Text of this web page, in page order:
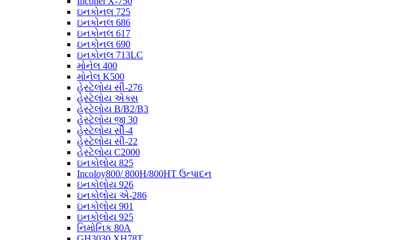
ઇનકોનલ 725
ઇનકોનલ 686
ઇનકોનલ 617
ઇનકોનલ 690
ઇનકોનલ 713LC
મોનેલ 400
મોનેલ K500
હેસ્ટેલોય સી-276
હેસ્ટેલોય એક્સ
હેસ્ટેલોય B/B2/B3
હેસ્ટેલોય જી 30
હેસ્ટેલોય સી-4
હેસ્ટેલોય સી-22
હેસ્ટેલોય C2000
ઇનકોલોય 825
Incoloy800/ 800H/800HT ઉત્પાદન
ઇનકોલોય 926
ઇનકોલોય એ-286
ઇનકોલોય 901
ઇનકોલોય 925
નિમોનિક 80A